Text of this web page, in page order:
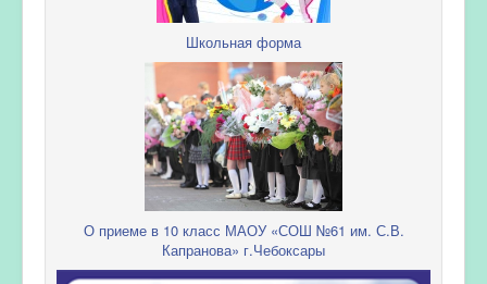
Школьная форма
О приеме в 10 класс МАОУ «СОШ №61 им. С.В.
Капранова» г.Чебоксары